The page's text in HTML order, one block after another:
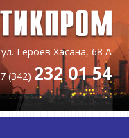
Героев Хасана, 68 А
(342) 232 01 54